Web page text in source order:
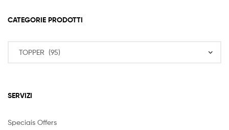
CATEGORIE PRODOTTI
SERVIZI
Speciais Offers